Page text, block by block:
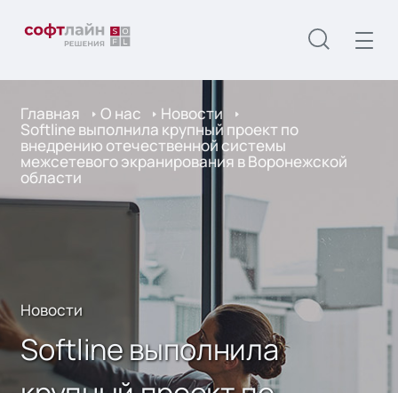
Главная О нас Новости
Softline выполнила крупный проект по
внедрению отечественной системы
межсетевого экранирования в Воронежской
области
Новости
Softline выполнила